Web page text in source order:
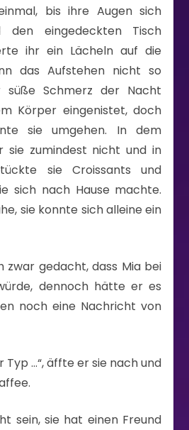
bis ihre Augen sich
den eingedeckten Tisch
ihr ein Lächeln auf die
das Aufstehen nicht so
süße Schmerz der Nacht
Körper eingenistet, doch
sie umgehen. In dem
sie zumindest nicht und in
sie Croissants und
sich nach Hause machte.
sie konnte sich alleine ein
zwar gedacht, dass Mia bei
dennoch hätte er es
noch eine Nachricht von
Typ …“, äffte er sie nach und
sein, sie hat einen Freund